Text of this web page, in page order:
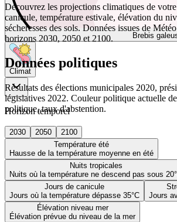
Brebis
Climat
Horizon temporel
2030 2050
2100
Température été
Hausse de la température moyenne en été
Nuits tropicales
Nuits où la température ne descend pas sous
Jours de canicule
Jours où la température dépasse 35°C
Jours
Élévation niveau mer
Élévation prévue du niveau de la mer
Découvrez les projections climatiques de
canicule, température estivale, élévation du
sécheresses des sols. Données issues de
horizons 2030, 2050 et 2100.
Données politiques
Résultats des élections municipales 2020,
législatives 2022. Couleur politique actuelle
politique, taux d'abstention.